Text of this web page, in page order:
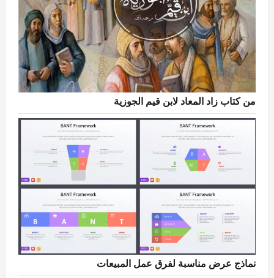
من كتاب زاد المعاد لابن قيم الجوزية
نماذج عرض مناسبة لفرق عمل المبيعات